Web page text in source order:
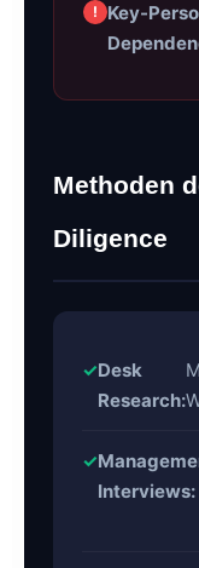
Key-
Methoden
Diligence
Desk
Research:
Interviews: